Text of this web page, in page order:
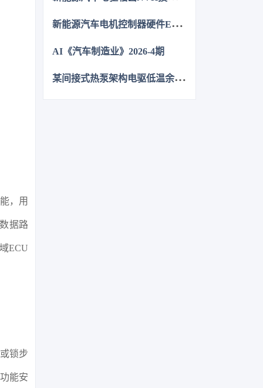
，用
据路
ECU
锁步
能安
著，助力国产化替代。
新
能源汽车电机控制器硬件EMC源头抑制技术
AI《汽车制造业》2026-4期
某
间接式热泵架构电驱低温余热利用控制方法的仿真优化研究